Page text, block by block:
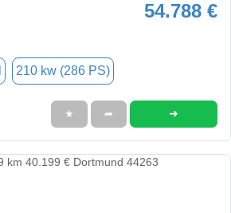
54.788 €
210 kw (286 PS)
★ ➦ ➜